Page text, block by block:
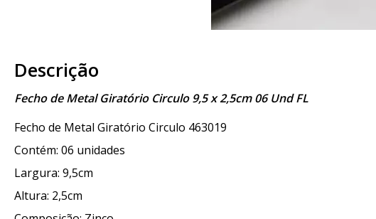
Descrição
Fecho de Metal Giratório Circulo 9,5 x 2,5cm 06 Und FL
Fecho de Metal Giratório Circulo 463019
Contém: 06 unidades
Largura: 9,5cm
Altura: 2,5cm